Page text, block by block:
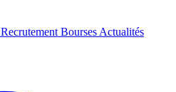
Recrutement Bourses Actualités